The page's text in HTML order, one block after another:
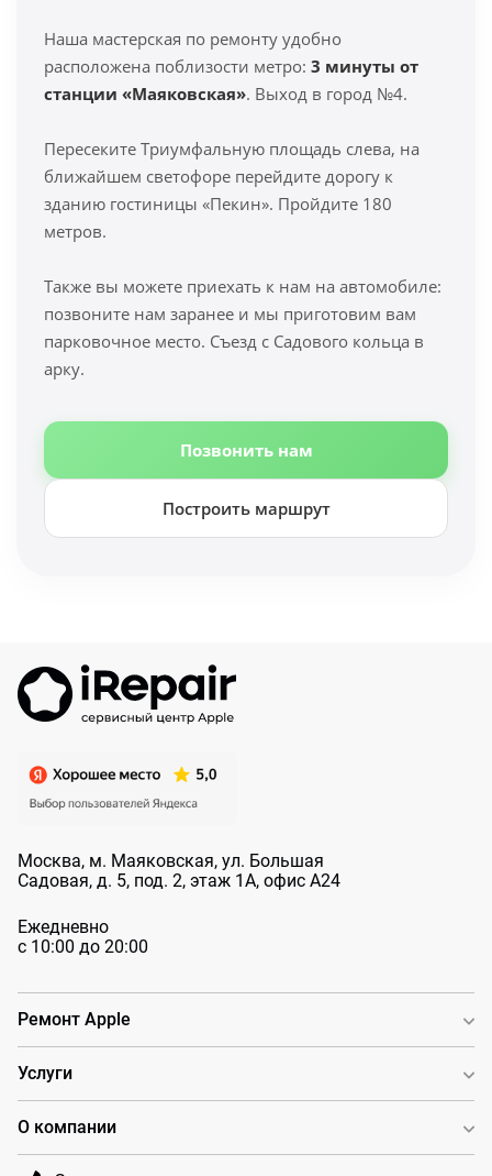
Наша мастерская по ремонту удобно
расположена поблизости метро: 3 минуты от
станции «Маяковская». Выход в город №4.
Пересеките Триумфальную площадь слева, на
ближайшем светофоре перейдите дорогу к
зданию гостиницы «Пекин». Пройдите 180
метров.
Также вы можете приехать к нам на автомобиле:
позвоните нам заранее и мы приготовим вам
парковочное место. Съезд с Садового кольца в
арку.
Позвонить нам
Построить маршрут
Москва, м. Маяковская, ул. Большая
Садовая, д. 5, под. 2, этаж 1А, офис А24
Ежедневно
с 10:00 до 20:00
Ремонт Apple
Услуги
О компании